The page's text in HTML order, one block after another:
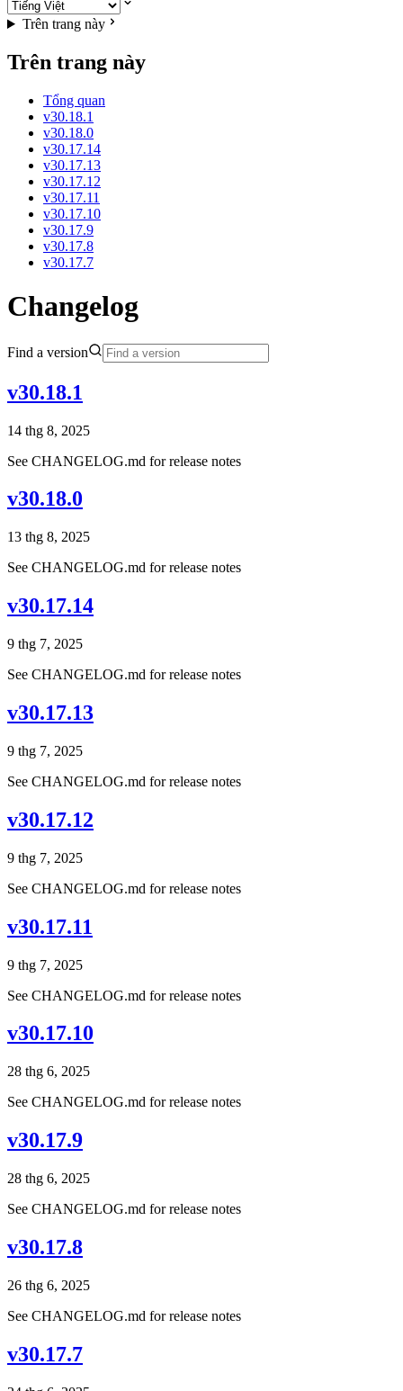
Trên trang này
Trên trang này
Tổng quan
v30.18.1
v30.18.0
v30.17.14
v30.17.13
v30.17.12
v30.17.11
v30.17.10
v30.17.9
v30.17.8
v30.17.7
Changelog
Find a version
v30.18.1
14 thg 8, 2025
See CHANGELOG.md for release notes
v30.18.0
13 thg 8, 2025
See CHANGELOG.md for release notes
v30.17.14
9 thg 7, 2025
See CHANGELOG.md for release notes
v30.17.13
9 thg 7, 2025
See CHANGELOG.md for release notes
v30.17.12
9 thg 7, 2025
See CHANGELOG.md for release notes
v30.17.11
9 thg 7, 2025
See CHANGELOG.md for release notes
v30.17.10
28 thg 6, 2025
See CHANGELOG.md for release notes
v30.17.9
28 thg 6, 2025
See CHANGELOG.md for release notes
v30.17.8
26 thg 6, 2025
See CHANGELOG.md for release notes
v30.17.7